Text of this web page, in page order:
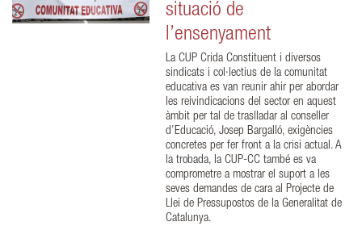
situació de
l’ensenyament
La CUP Crida Constituent i diversos
sindicats i col·lectius de la comunitat
educativa es van reunir ahir per abordar
les reivindicacions del sector en aquest
àmbit per tal de traslladar al conseller
d’Educació, Josep Bargalló, exigències
concretes per fer front a la crisi actual. A
la trobada, la CUP-CC també es va
comprometre a mostrar el suport a les
seves demandes de cara al Projecte de
Llei de Pressupostos de la Generalitat de
Catalunya.